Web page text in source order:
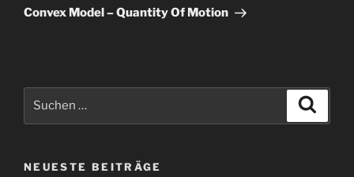
Beitrag
Convex Model – Quantity Of Motion
NEUESTE BEITRÄGE